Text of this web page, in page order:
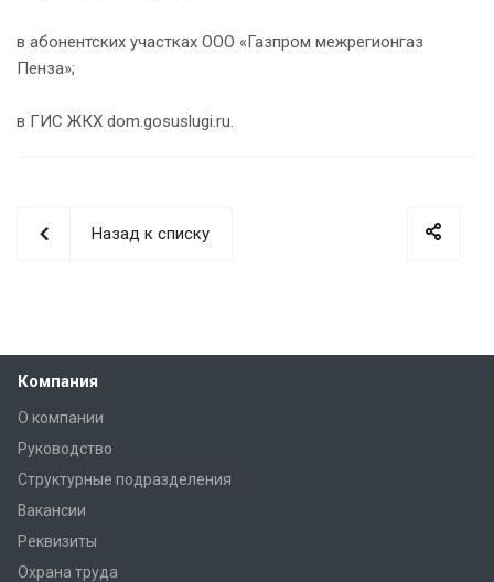
в абонентских участках ООО «Газпром межрегионгаз
Пенза»;
в ГИС ЖКХ dom.gosuslugi.ru.
Назад к списку
Компания
О компании
Руководство
Структурные подразделения
Вакансии
Реквизиты
Охрана труда